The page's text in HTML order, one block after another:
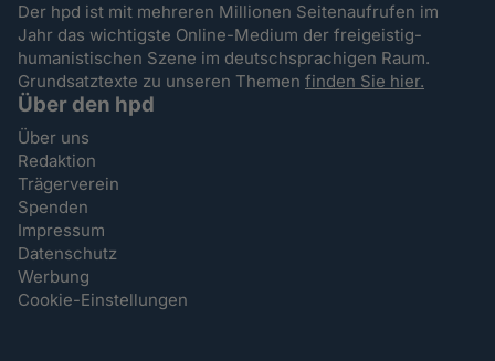
Der hpd ist mit mehreren Millionen Seitenaufrufen im
Jahr das wichtigste Online-Medium der freigeistig-
humanistischen Szene im deutschsprachigen Raum.
Grundsatztexte zu unseren Themenfinden Sie hier.
Über den hpd
Über uns
Redaktion
Trägerverein
Spenden
Impressum
Datenschutz
Werbung
Cookie-Einstellungen